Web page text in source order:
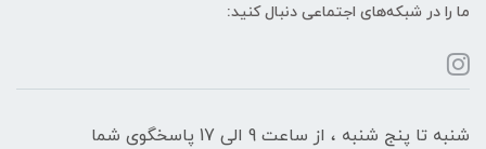
ما را در شبکه‌های اجتماعی دنبال کنید:
شنبه تا پنج شنبه ، از ساعت 9 الی 17 پاسخگوی شما